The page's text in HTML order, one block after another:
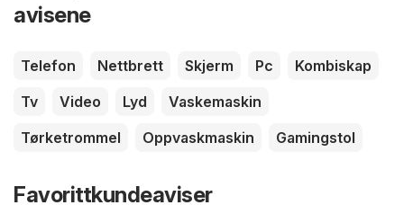
avisene
Telefon Nettbrett Skjerm Pc
Kombiskap
Tv
Video Lyd
Vaskemaskin
Tørketrommel
Oppvaskmaskin Gamingstol
Favorittkundeaviser